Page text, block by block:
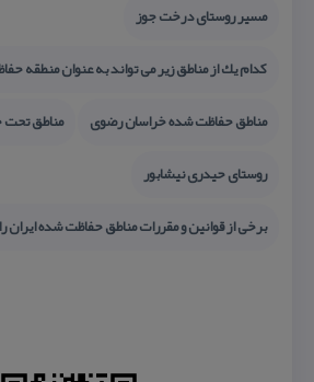
مسیر روستای درخت جوز
كدام یك از مناطق زیر می تواند به عنوان منطقه
مناطق حفاظت شده خراسان رضوی
مناطق تحت
روستای حیدری نیشابور
برخی از قوانین و مقررات مناطق حفاظت شده ایران